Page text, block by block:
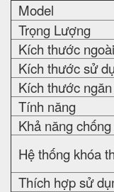
Model
Trọng Lượng
Kích thước ngoài
Kích thước sử
Kích thước
Tính năng
Khả năng
Hệ thống khóa
Thích hợp sử